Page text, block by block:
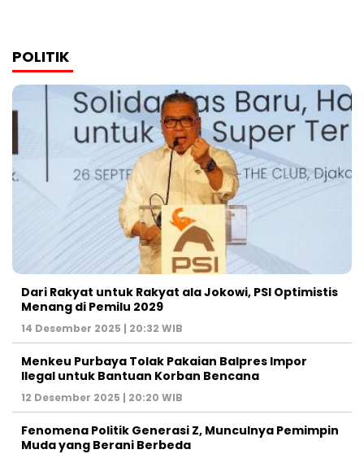
POLITIK
Dari Rakyat untuk Rakyat ala Jokowi, PSI Optimistis
Menang di Pemilu 2029
14 Desember 2025 | 20:32 WIB
Menkeu Purbaya Tolak Pakaian Balpres Impor
Ilegal untuk Bantuan Korban Bencana
12 Desember 2025 | 20:20 WIB
Fenomena Politik Generasi Z, Munculnya Pemimpin
Muda yang Berani Berbeda